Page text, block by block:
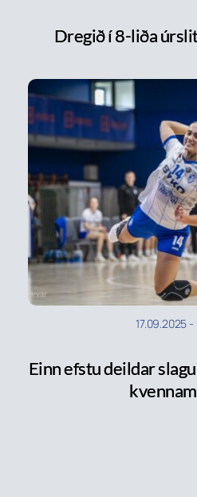
Dregið í 8-liða
17.09.2025 -
Einn efstu deildar